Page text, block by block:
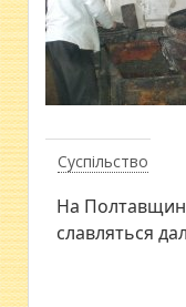
Суспільство
На Полтавщині
славляться